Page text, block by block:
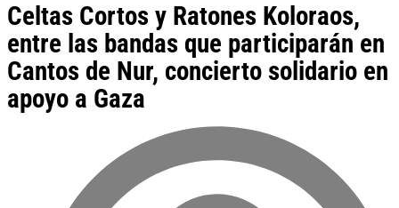
Celtas Cortos y Ratones Koloraos,
entre las bandas que participarán en
Cantos de Nur, concierto solidario en
apoyo a Gaza